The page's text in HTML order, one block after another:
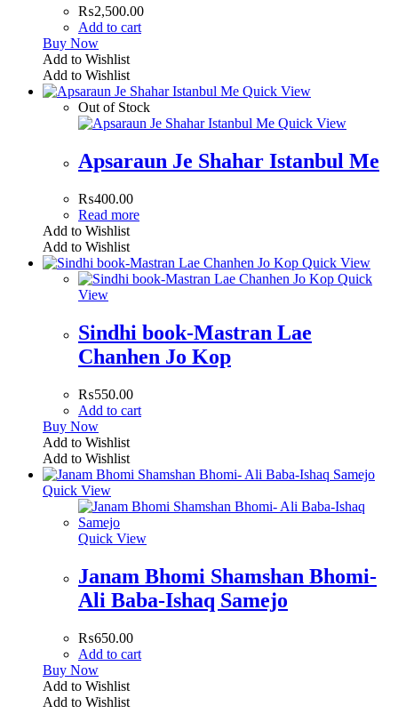
₨2,500.00
Add to cart
Buy Now
Add to Wishlist
Add to Wishlist
Quick View
Out of Stock
Quick View
Apsaraun Je Shahar Istanbul Me
₨400.00
Read more
Add to Wishlist
Add to Wishlist
Quick View
Quick
View
Sindhi book-Mastran Lae
Chanhen Jo Kop
₨550.00
Add to cart
Buy Now
Add to Wishlist
Add to Wishlist
Quick View
Quick View
Janam Bhomi Shamshan Bhomi-
Ali Baba-Ishaq Samejo
₨650.00
Add to cart
Buy Now
Add to Wishlist
Add to Wishlist